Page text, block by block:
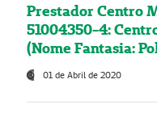
Prestador Centro
51004350-4:
(Nome Fantasia:
01 de Abril de 2020